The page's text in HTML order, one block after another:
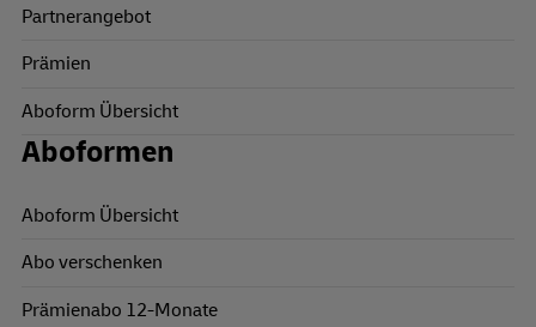
Partnerangebot
Prämien
Aboform Übersicht
Aboformen
Aboform Übersicht
Abo verschenken
Prämienabo 12-Monate